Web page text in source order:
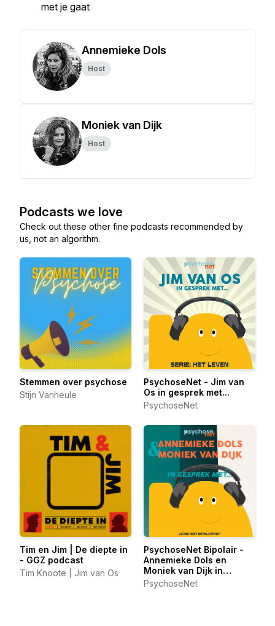
met je gaat
Annemieke Dols
Host
Moniek van Dijk
Host
Podcasts we love
Check out these other fine podcasts recommended by
us, not an algorithm.
Stemmen over psychose
Stijn Vanheule
PsychoseNet - Jim van
Os in gesprek met...
PsychoseNet
Tim en Jim | De diepte in
- GGZ podcast
Tim Knoote | Jim van Os
PsychoseNet Bipolair -
Annemieke Dols en
Moniek van Dijk in
gesprek met...
PsychoseNet